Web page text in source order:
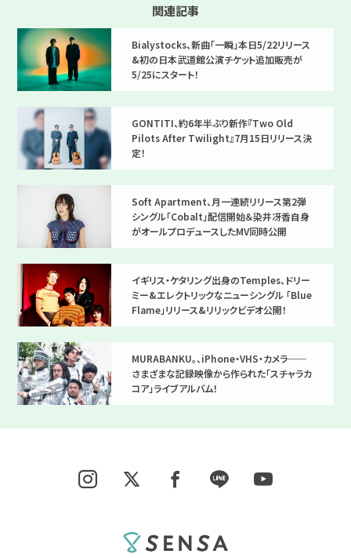
関連記事
Bialystocks、新曲「一瞬」本日5/22リリース
&初の日本武道館公演チケット追加販売が
5/25にスタート！
GONTITI、約6年半ぶり新作『Two Old
Pilots After Twilight』7月15日リリース決
定！
Soft Apartment、月一連続リリース第2弾
シングル「Cobalt」配信開始＆染井冴香自身
がオールプロデュースしたMV同時公開
イギリス・ケタリング出身のTemples、ドリー
ミー&エレクトリックなニューシングル 「Blue
Flame」リリース&リリックビデオ公開！
MURABANKU。、iPhone・VHS・カメラ──
さまざまな記録映像から作られた「スチャラカ
コア」ライブアルバム！